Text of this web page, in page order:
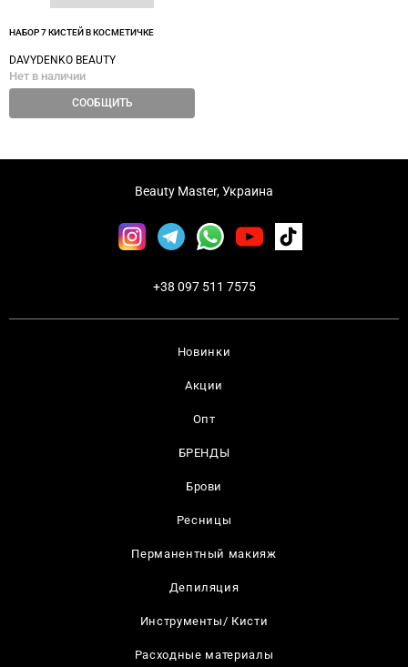
НАБОР 7 КИСТЕЙ В КОСМЕТИЧКЕ
DAVYDENKO BEAUTY
Нет в наличии
СООБЩИТЬ
Новинки
Акции
Опт
БРЕНДЫ
Брови
Ресницы
Перманентный макияж
Депиляция
Инструменты/ Кисти
Расходные материалы
Beauty Master, Украина
+38 097 511 7575